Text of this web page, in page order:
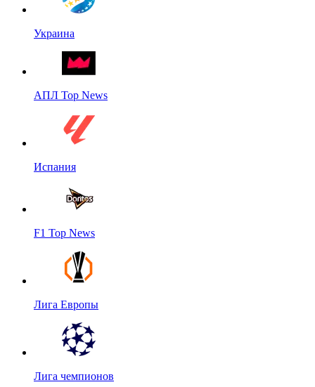
Украина
АПЛ Top News
Испания
F1 Top News
Лига Европы
Лига чемпионов